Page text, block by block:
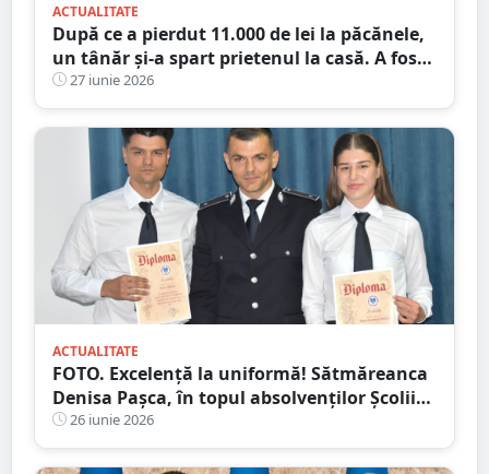
ACTUALITATE
După ce a pierdut 11.000 de lei la păcănele,
un tânăr și-a spart prietenul la casă. A fost
condamnat, dar a plecat acasă
27 iunie 2026
ACTUALITATE
FOTO. Excelență la uniformă! Sătmăreanca
Denisa Pașca, în topul absolvenților Școlii
de Agenți de Poliție
26 iunie 2026